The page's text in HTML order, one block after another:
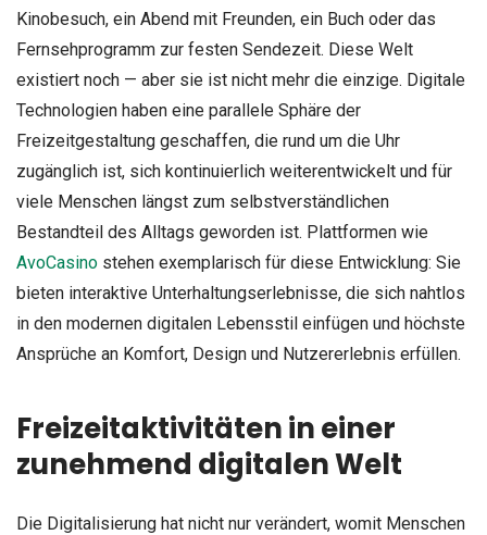
Kinobesuch, ein Abend mit Freunden, ein Buch oder das
Fernsehprogramm zur festen Sendezeit. Diese Welt
existiert noch — aber sie ist nicht mehr die einzige. Digitale
Technologien haben eine parallele Sphäre der
Freizeitgestaltung geschaffen, die rund um die Uhr
zugänglich ist, sich kontinuierlich weiterentwickelt und für
viele Menschen längst zum selbstverständlichen
Bestandteil des Alltags geworden ist. Plattformen wie
AvoCasino stehen exemplarisch für diese Entwicklung: Sie
bieten interaktive Unterhaltungserlebnisse, die sich nahtlos
in den modernen digitalen Lebensstil einfügen und höchste
Ansprüche an Komfort, Design und Nutzererlebnis erfüllen.
Freizeitaktivitäten in einer
zunehmend digitalen Welt
Die Digitalisierung hat nicht nur verändert, womit Menschen